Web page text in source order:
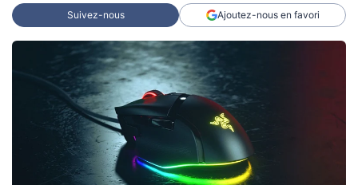
Suivez-nous Ajoutez-nous en favori